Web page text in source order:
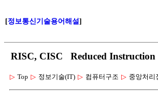
[정보통신기술용어해설]
RISC, CISC Reduced Instruction
▷ Top ▷ 정보기술(IT) ▷ 컴퓨터구조 ▷ 중앙처리